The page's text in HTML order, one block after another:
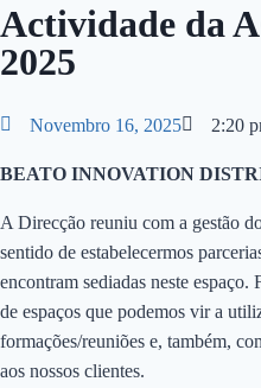
Actividade da
2025
Novembro 16, 2025 2:20
BEATO INNOVATION
A Direcção reuniu com a gestão
sentido de estabelecermos
encontram sediadas neste
de espaços que podemos vir a
formações/reuniões e, também,
aos nossos clientes.